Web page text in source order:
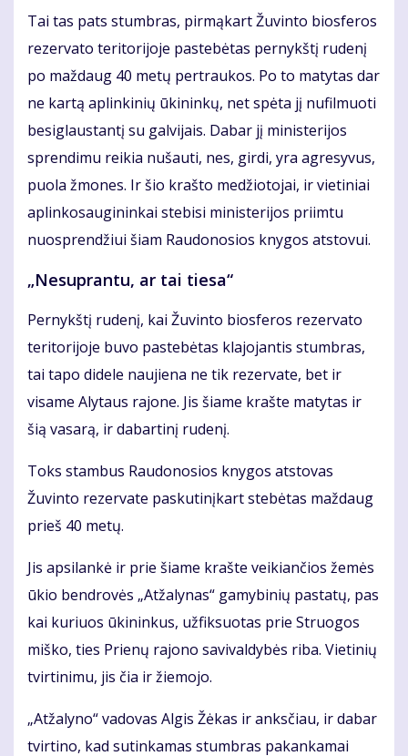
Tai tas pats stumbras, pirmąkart Žuvinto biosferos
rezervato teritorijoje pastebėtas pernykštį rudenį
po maždaug 40 metų pertraukos. Po to matytas dar
ne kartą aplinkinių ūkininkų, net spėta jį nufilmuoti
besiglaustantį su galvijais. Dabar jį ministerijos
sprendimu reikia nušauti, nes, girdi, yra agresyvus,
puola žmones. Ir šio krašto medžiotojai, ir vietiniai
aplinkosaugininkai stebisi ministerijos priimtu
nuosprendžiui šiam Raudonosios knygos atstovui.
„Nesuprantu, ar tai tiesa“
Pernykštį rudenį, kai Žuvinto biosferos rezervato
teritorijoje buvo pastebėtas klajojantis stumbras,
tai tapo didele naujiena ne tik rezervate, bet ir
visame Alytaus rajone. Jis šiame krašte matytas ir
šią vasarą, ir dabartinį rudenį.
Toks stambus Raudonosios knygos atstovas
Žuvinto rezervate paskutinįkart stebėtas maždaug
prieš 40 metų.
Jis apsilankė ir prie šiame krašte veikiančios žemės
ūkio bendrovės „Atžalynas“ gamybinių pastatų, pas
kai kuriuos ūkininkus, užfiksuotas prie Struogos
miško, ties Prienų rajono savivaldybės riba. Vietinių
tvirtinimu, jis čia ir žiemojo.
„Atžalyno“ vadovas Algis Žėkas ir anksčiau, ir dabar
tvirtino, kad sutinkamas stumbras pakankamai